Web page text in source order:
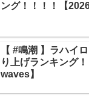
ング！！！！【2026
【 #鳴潮 】ラハイ
り上げランキング
waves】